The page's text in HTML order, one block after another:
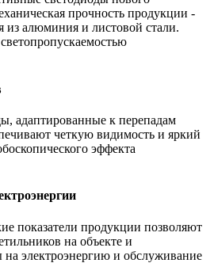
прочность продукции -
из алюминия и листовой стали.
адаптированные к перепадам
четкую видимость и яркий
эффекта
показатели продукции позволяют
на объекте и
на электроэнергию и обслуживание